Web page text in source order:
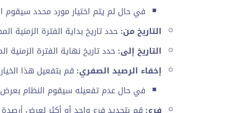
في حال لم يتم اختيار مورد محدد سيقوم
التاريخ من:حدد تاريخ بداية الفترة الزمنية
التاريخ إلى:حدد تاريخ نهاية الفترة
إخفاء الرصيد الصفري: قم بتفعيل هذا
في حال عدم تفعيله سيقوم النظام